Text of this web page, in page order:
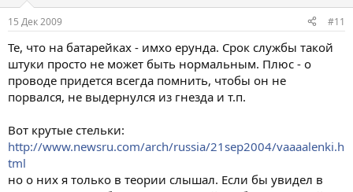
15 Дек 2009 #11
Те, что на батарейках - имхо ерунда. Срок службы такой
штуки просто не может быть нормальным. Плюс - о
проводе придется всегда помнить, чтобы он не
порвался, не выдернулся из гнезда и т.п.
Вот крутые стельки:
http://www.newsru.com/arch/russia/21sep2004/vaaaalenki.h
tml
но о них я только в теории слышал. Если бы увидел в